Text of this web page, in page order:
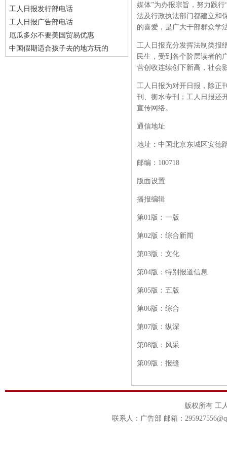
工人日报发行部电话
工人日报广告部电话
厄瓜多尔不要美国贸易优惠
中国假期适合孩子去的地方玩的
媒体”为办报宗旨，努力践
法及行政执法部门都建立和
的喜爱，是广大干部群众学
工人日报充分发挥法制类报
民生，受到各个阶层读者的
营创收连续创下新高，社会
工人日报为对开日报，除正
刊、衡水专刊；工人日报还
宣传网络。
通信地址
地址：中国北京东城区安德
邮编： 100718
版面设置
播报编辑
第01版：一版
第02版：综合新闻
第03版：文化
第04版：特别报道信息
第05版：五版
第06版：综合
第07版：纵深
第08版：风采
第09版：报缝
版权所有 工
联系人：广告部 邮箱：